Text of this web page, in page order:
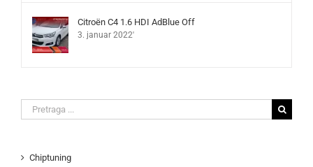
Citroën C4 1.6 HDI AdBlue Off
3. januar 2022'
Search
for:
Chiptuning